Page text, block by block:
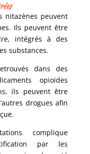
nitazènes peuvent
Ils peuvent être
intégrés à des
substances.
dans des
opioïdes
ils peuvent être
drogues afin
complique
par les